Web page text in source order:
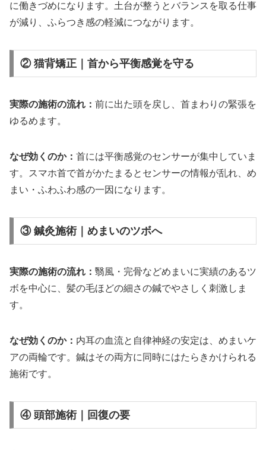
に働きづめになります。土台が整うとバランスを取る仕事
が減り、ふらつき感の軽減につながります。
② 猫背矯正｜首から平衡感覚を守る
実際の施術の流れ： 前に出た頭を戻し、首まわりの緊張を
ゆるめます。
なぜ効くのか： 首には平衡感覚のセンサーが集中していま
す。スマホ首で首がかたまるとセンサーの情報が乱れ、め
まい・ふわふわ感の一因になります。
③ 鍼灸施術｜めまいのツボへ
実際の施術の流れ： 翳風・完骨などめまいに実績のあるツ
ボを中心に、髪の毛ほどの細さの鍼でやさしく刺激しま
す。
なぜ効くのか： 内耳の血流と自律神経の安定は、めまいケ
アの両輪です。鍼はその両方に同時にはたらきかけられる
施術です。
④ 頭部施術｜回復の要